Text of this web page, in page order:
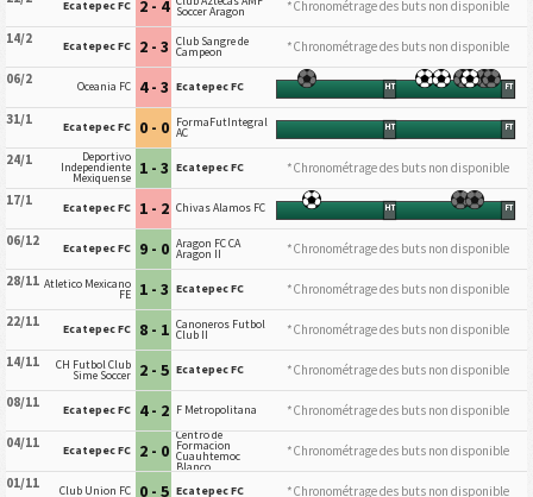
Ecatepec FC 2 - 4 Soccer Aragon
*Chronométrage des buts non disponible
14/2
Ecatepec FC 2 - 3 Club Sangre de
Campeon
*Chronométrage des buts non disponible
06/2
Oceania FC 4 - 3 Ecatepec FC HT FT
31/1 Ecatepec FC 0 - 0 FormaFutIntegral
AC HT FT
24/1 Deportivo
Independiente
Mexiquense 1 - 3 Ecatepec FC
*Chronométrage des buts non disponible
17/1
Ecatepec FC 1 - 2 Chivas Alamos FC HT FT
06/12 Ecatepec FC 9 - 0 Aragon FC CA
Aragon II
*Chronométrage des buts non disponible
28/11 Atletico Mexicano
FE 1 - 3 Ecatepec FC
*Chronométrage des buts non disponible
22/11
Ecatepec FC 8 - 1 Canoneros Futbol
Club II
*Chronométrage des buts non disponible
14/11
CH Futbol Club
Sime Soccer 2 - 5 Ecatepec FC
*Chronométrage des buts non disponible
08/11
Ecatepec FC 4 - 2 F Metropolitana
*Chronométrage des buts non disponible
04/11
Ecatepec FC 2 - 0
Centro de
Formacion
Cuauhtemoc
Blanco
*Chronométrage des buts non disponible
01/11
Club Union FC 0 - 5 Ecatepec FC
*Chronométrage des buts non disponible